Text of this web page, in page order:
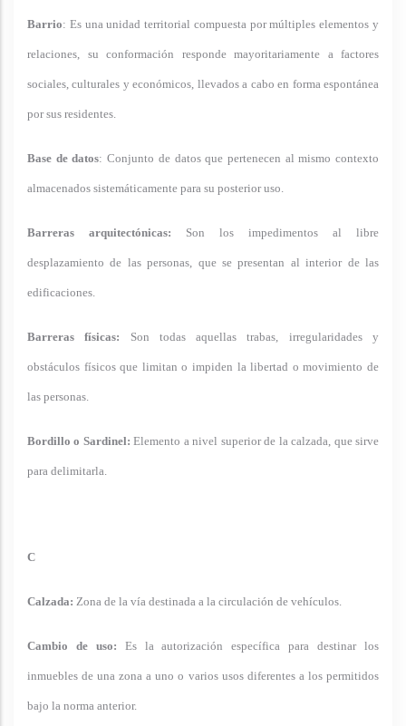
Barrio: Es una unidad territorial compuesta por múltiples elementos y
relaciones, su conformación responde mayoritariamente a factores
sociales, culturales y económicos, llevados a cabo en forma espontánea
por sus residentes.
Base de datos: Conjunto de datos que pertenecen al mismo contexto
almacenados sistemáticamente para su posterior uso.
Barreras arquitectónicas: Son los impedimentos al libre
desplazamiento de las personas, que se presentan al interior de las
edificaciones.
Barreras físicas: Son todas aquellas trabas, irregularidades y
obstáculos físicos que limitan o impiden la libertad o movimiento de
las personas.
Bordillo o Sardinel: Elemento a nivel superior de la calzada, que sirve
para delimitarla.
C
Calzada: Zona de la vía destinada a la circulación de vehículos.
Cambio de uso: Es la autorización específica para destinar los
inmuebles de una zona a uno o varios usos diferentes a los permitidos
bajo la norma anterior.